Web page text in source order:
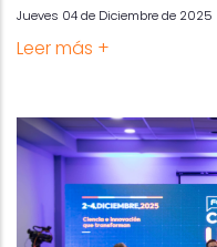
Jueves 04 de Diciembre de 2025
Leer más +